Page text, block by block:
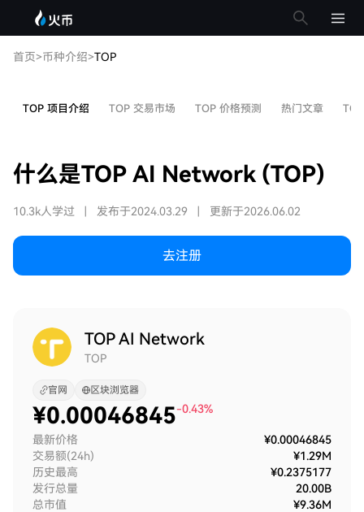
首页>币种介绍>TOP
TOP 项目介绍 TOP 交易市场 TOP 价格预测 热门文章
什么是TOP AI Network (TOP)
10.3k人学过 发布于2024.03.29 更新于2026.06.02
去注册
TOP AI Network
TOP
官网 区块浏览器
¥0.00046845-0.43%
最新价格
¥0.00046845
交易额(24h)
¥1.29M
历史最高
¥0.2375177
发行总量
20.00B
总市值
¥9.36M